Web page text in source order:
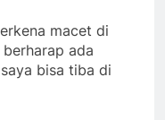
macet di
ada
bisa tiba di